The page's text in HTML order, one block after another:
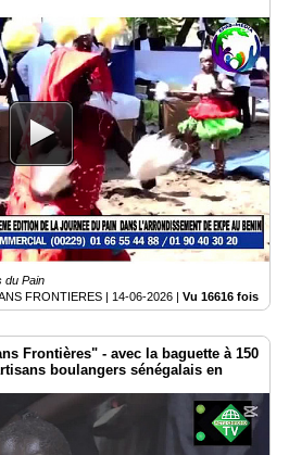
du Pain
FRONTIERES | 14-06-2026 Vu 16616 fois
Frontières" - avec la baguette à 150
boulangers sénégalais en